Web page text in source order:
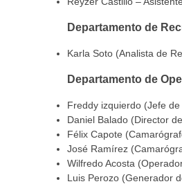
Departamento de
Karla Soto (Analista de
Departamento de
Freddy izquierdo (Jefe
Daniel Balado (Director
Félix Capote
José Ramírez
Wilfredo Acosta
Luis Perozo (Generador